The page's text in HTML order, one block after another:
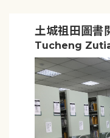
土城祖田圖書
Tucheng